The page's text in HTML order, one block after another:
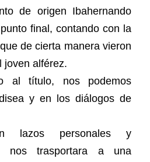
de origen Ibahernando
final, contando con la
de cierta manera vieron
joven alférez.
al título, nos podemos
y en los diálogos de
lazos personales y
nos trasportara a una